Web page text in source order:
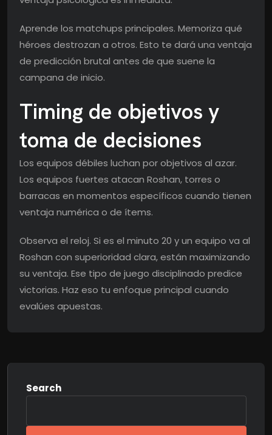
Aprende los matchups principales. Memoriza qué
héroes destrozan a otros. Esto te dará una ventaja
de predicción brutal antes de que suene la
campana de inicio.
Timing de objetivos y
toma de decisiones
Los equipos débiles luchan por objetivos al azar.
Los equipos fuertes atacan Roshan, torres o
barracas en momentos específicos cuando tienen
ventaja numérica o de ítems.
Observa el reloj. Si es el minuto 20 y un equipo va al
Roshan con superioridad clara, están maximizando
su ventaja. Ese tipo de juego disciplinado predice
victorias. Haz eso tu enfoque principal cuando
evalúes apuestas.
Search